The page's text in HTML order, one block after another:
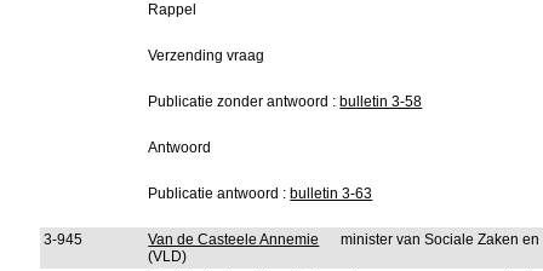
Rappel
Verzending vraag
Publicatie zonder antwoord : bulletin 3-58
Antwoord
Publicatie antwoord : bulletin 3-63
3-945
Van de Casteele Annemie
(VLD)
minister van Sociale Zaken